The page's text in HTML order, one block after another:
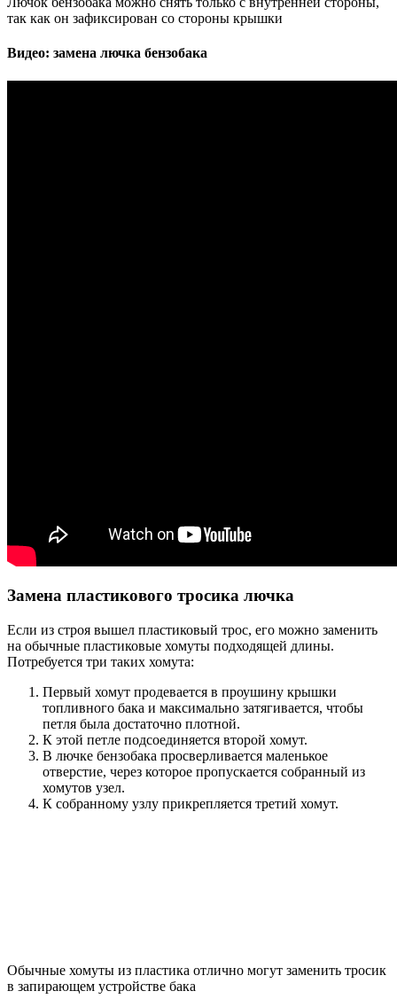
так как он зафиксирован со стороны крышки
Видео: замена лючка бензобака
Замена пластикового тросика лючка
Если из строя вышел пластиковый трос, его можно заменить
на обычные пластиковые хомуты подходящей длины.
Потребуется три таких хомута:
Первый хомут продевается в проушину крышки
топливного бака и максимально затягивается, чтобы
петля была достаточно плотной.
К этой петле подсоединяется второй хомут.
В лючке бензобака просверливается маленькое
отверстие, через которое пропускается собранный из
хомутов узел.
К собранному узлу прикрепляется третий хомут.
Обычные хомуты из пластика отлично могут заменить тросик
в запирающем устройстве бака